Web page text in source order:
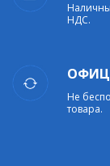
НДС.
Не
товара.